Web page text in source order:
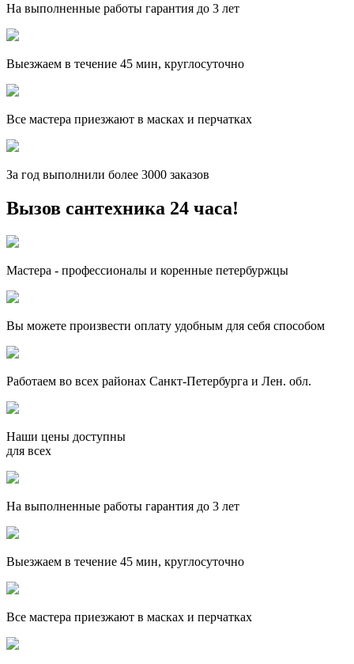
На выполненные работы гарантия до 3 лет
Выезжаем в течение 45 мин, круглосуточно
Все мастера приезжают в масках и перчатках
За год выполнили более 3000 заказов
Вызов сантехника 24 часа!
Мастера - профессионалы и коренные петербуржцы
Вы можете произвести оплату удобным для себя способом
Работаем во всех районах Санкт-Петербурга и Лен. обл.
Наши цены доступны
для всех
На выполненные работы гарантия до 3 лет
Выезжаем в течение 45 мин, круглосуточно
Все мастера приезжают в масках и перчатках